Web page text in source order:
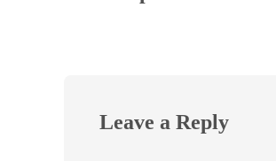
Leave a Reply